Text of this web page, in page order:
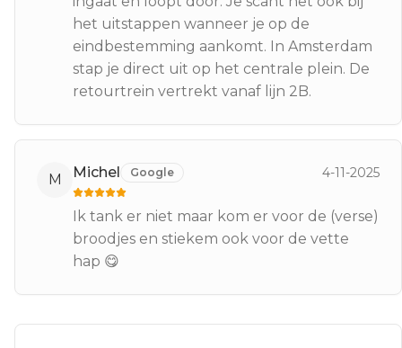
het uitstappen wanneer je op de
eindbestemming aankomt. In Amsterdam
stap je direct uit op het centrale plein. De
retourtrein vertrekt vanaf lijn 2B.
M Michel Google 4-11-2025
Ik tank er niet maar kom er voor de (verse)
broodjes en stiekem ook voor de vette
hap 😋